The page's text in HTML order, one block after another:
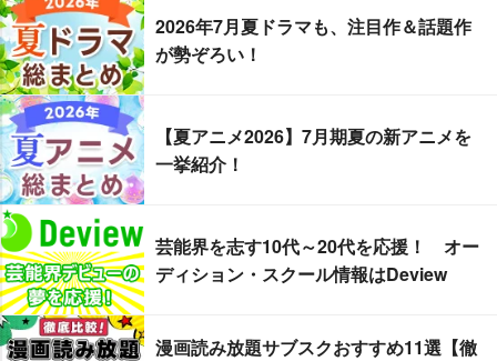
2026年7月夏ドラマも、注目作＆話題作
が勢ぞろい！
【夏アニメ2026】7月期夏の新アニメを
一挙紹介！
芸能界を志す10代～20代を応援！ オー
ディション・スクール情報はDeview
漫画読み放題サブスクおすすめ11選【徹